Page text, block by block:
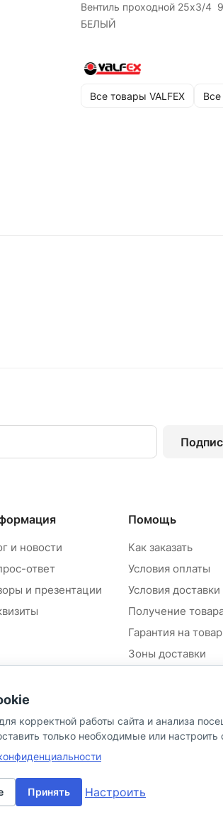
Вентиль проходной 25х3/4
БЕЛЫЙ
Все товары VALFEX Все
и новости
ответ
и презентации
Помощь
Как заказать
Условия оплаты
Условия доставки
Получение
Гарантия на товар
Зоны доставки
Согласие на
персональных
корректной работы сайта и анализа
только необходимые или настроить
Принять Настроить